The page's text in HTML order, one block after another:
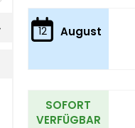
12 August
SOFORT
VERFÜGBAR